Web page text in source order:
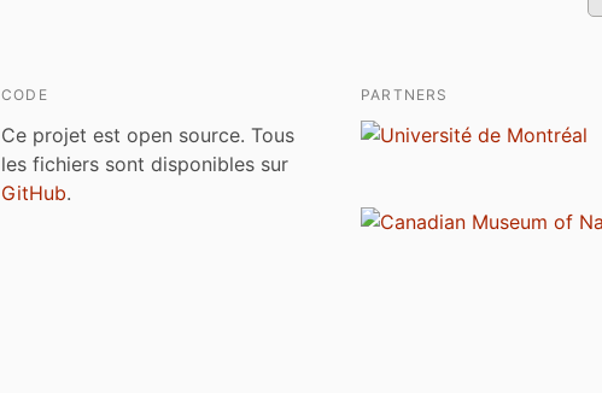
CODE
Ce projet est open source. Tous
les fichiers sont disponibles sur
GitHub.
PARTNERS